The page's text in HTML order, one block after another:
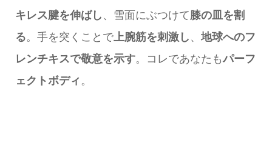
キレス腱を伸ばし 、雪面にぶつけて膝の皿を割
る。手を突くことで上腕筋を刺激し 、 地球へのフ
レンチキスで敬意を示す。コレであなたもパーフ
ェクトボディ 。